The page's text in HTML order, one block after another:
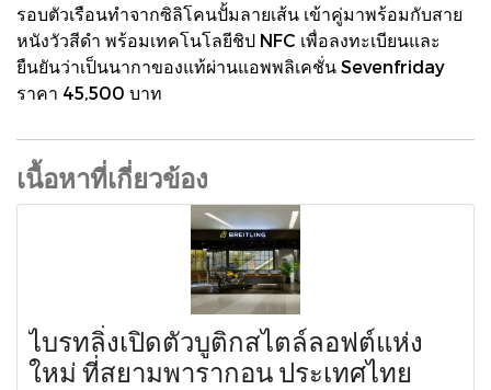
รอบตัวเรือนทำจากซิลิโคนปั้มลายเส้น เข้าคู่มาพร้อมกับสาย
หนังวัวสีดำ พร้อมเทคโนโลยีชิป NFC เพื่อลงทะเบียนและ
ยืนยันว่าเป็นนากาของแท้ผ่านแอพพลิเคชั่น Sevenfriday
ราคา 45,500 บาท
เนื้อหาที่เกี่ยวข้อง
ไบรทลิ่งเปิดตัวบูติกสไตล์ลอฟต์แห่ง
ใหม่ ที่สยามพารากอน ประเทศไทย